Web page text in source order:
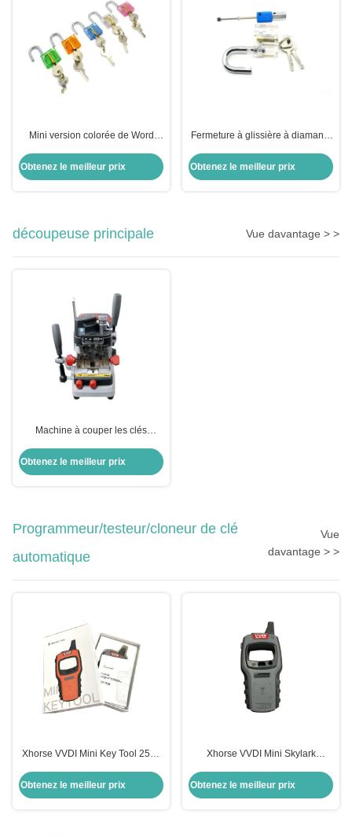
Mini version colorée de Word
Obtenez le meilleur prix
Fermeture à glissière à diamants
pick-up, combinaison
d'équipements
Obtenez le meilleur prix
découpeuse principale Vue davantage > >
Machine à couper les clés
Obtenez le meilleur prix
Programmeur/testeur/cloneur de clé
automatique
Vue
davantage > >
Xhorse VVDI Mini Key Tool 250g
pour voitures universelles
Obtenez le meilleur prix
Xhorse VVDI Mini Skylark
à distance automatique
Obtenez le meilleur prix